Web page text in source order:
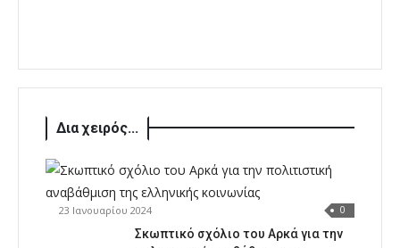
Δια χειρός...
23 Ιανουαρίου 2024 0
Σκωπτικό σχόλιο του Αρκά για την